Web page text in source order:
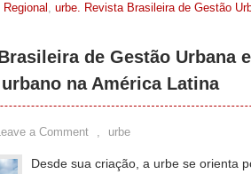
, urbe. Revista Brasileira de Gestão
de Gestão Urbana
na América Latina
a Comment , urbe
Desde sua criação, a urbe se orienta